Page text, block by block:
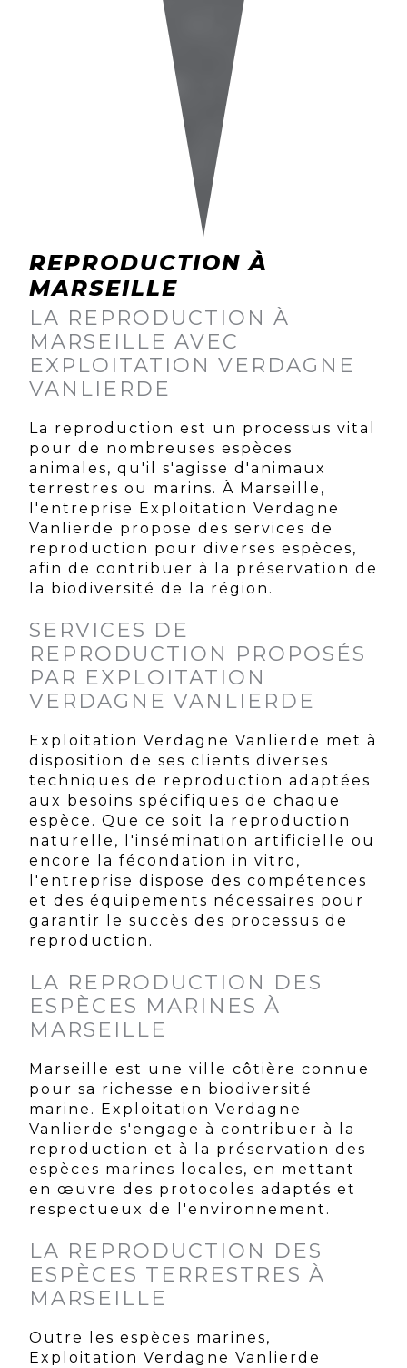
REPRODUCTION À
MARSEILLE
LA REPRODUCTION À
MARSEILLE AVEC
EXPLOITATION VERDAGNE
VANLIERDE
La reproduction est un processus vital
pour de nombreuses espèces
animales, qu'il s'agisse d'animaux
terrestres ou marins. À Marseille,
l'entreprise Exploitation Verdagne
Vanlierde propose des services de
reproduction pour diverses espèces,
afin de contribuer à la préservation de
la biodiversité de la région.
SERVICES DE
REPRODUCTION PROPOSÉS
PAR EXPLOITATION
VERDAGNE VANLIERDE
Exploitation Verdagne Vanlierde met à
disposition de ses clients diverses
techniques de reproduction adaptées
aux besoins spécifiques de chaque
espèce. Que ce soit la reproduction
naturelle, l'insémination artificielle ou
encore la fécondation in vitro,
l'entreprise dispose des compétences
et des équipements nécessaires pour
garantir le succès des processus de
reproduction.
LA REPRODUCTION DES
ESPÈCES MARINES À
MARSEILLE
Marseille est une ville côtière connue
pour sa richesse en biodiversité
marine. Exploitation Verdagne
Vanlierde s'engage à contribuer à la
reproduction et à la préservation des
espèces marines locales, en mettant
en œuvre des protocoles adaptés et
respectueux de l'environnement.
LA REPRODUCTION DES
ESPÈCES TERRESTRES À
MARSEILLE
Outre les espèces marines,
Exploitation Verdagne Vanlierde